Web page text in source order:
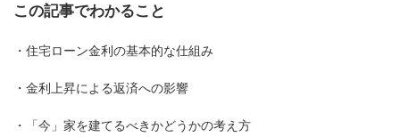
この記事でわかること
・住宅ローン金利の基本的な仕組み
・金利上昇による返済への影響
・「今」家を建てるべきかどうかの考え方